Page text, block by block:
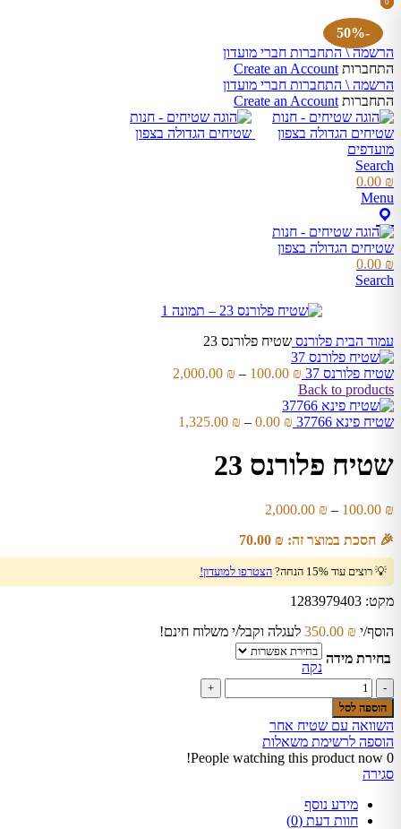
הרשמה \ התחברות חברי מועדון
התחברות Create an Account
הרשמה \ התחברות חברי מועדון
התחברות Create an Account
מועדפים
Search
0
0.00 ₪
Menu
0
0.00 ₪
Search
-50%
עמוד הבית פלורנס שטיח פלורנס 23
שטיח פלורנס 37 100.00 ₪
–
2,000.00 ₪
Back to products
שטיח פינא 37766 0.00 ₪
–
1,325.00 ₪
שטיח פלורנס 23
100.00 ₪
–
2,000.00 ₪
עד
🎉 חסכת במוצר זה: 70.00 ₪
💡 רוצים עוד 15% הנחה? הצטרפו למועדון!
מקט: 1283979403
הוסף/י
350.00 ₪
לעגלה וקבל/י משלוח חינם!
בחירת מידה
נקה
כמות
של
שטיח
פלורנס
23
הוספה לסל
השוואה עם שטיח אחר
הוספה לרשימת משאלות
0
People watching this product now!
סגירה
מידע נוסף
חוות דעת (0)
השאר פרטים
שם מלא
טלפון
אימייל
שלח